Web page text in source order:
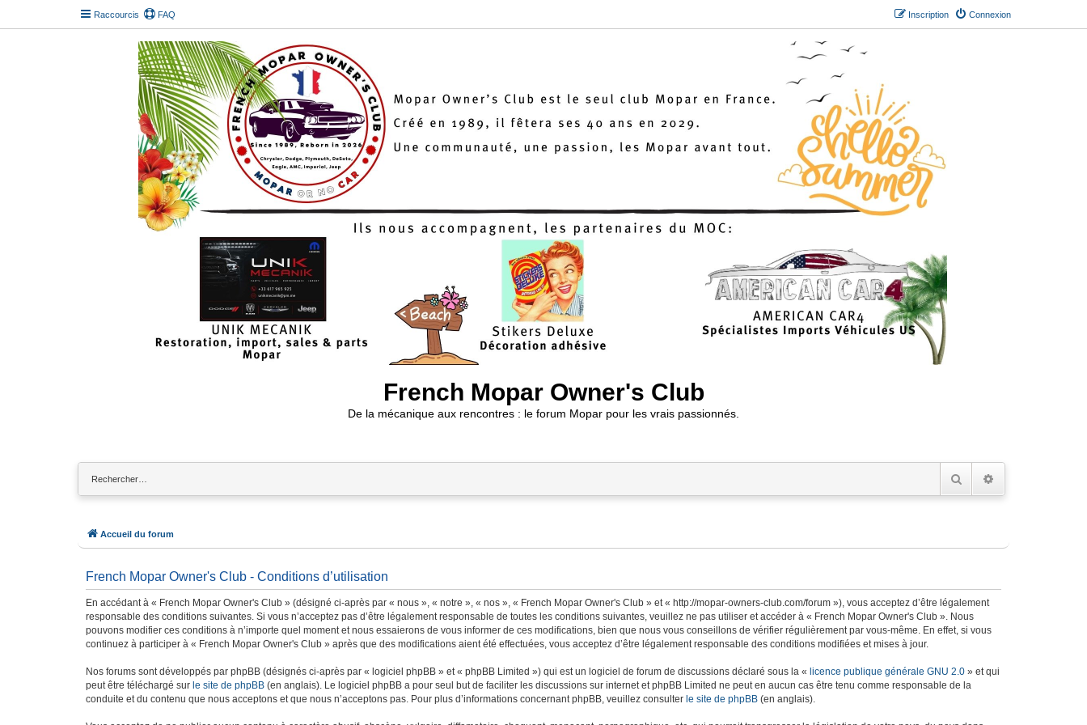
Raccourcis FAQ Connexion
Inscription
French Mopar Owner's Club
De la mécanique aux rencontres : le forum Mopar pour les vrais passionnés.
RechercherRecherche avancée
Accueil du forum
French Mopar Owner's Club - Conditions d’utilisation
En accédant à « French Mopar Owner's Club » (désigné ci-après par « nous », « notre », « nos », « French Mopar Owner's Club » et « http://mopar-owners-club.com/forum »), vous acceptez d’être légalement
responsable des conditions suivantes. Si vous n’acceptez pas d’être légalement responsable de toutes les conditions suivantes, veuillez ne pas utiliser et accéder à « French Mopar Owner's Club ». Nous
pouvons modifier ces conditions à n’importe quel moment et nous essaierons de vous informer de ces modifications, bien que nous vous conseillons de vérifier régulièrement par vous-même. En effet, si vous
continuez à participer à « French Mopar Owner's Club » après que des modifications aient été effectuées, vous acceptez d’être légalement responsable des conditions modifiées et mises à jour.
Nos forums sont développés par phpBB (désignés ci-après par « logiciel phpBB » et « phpBB Limited ») qui est un logiciel de forum de discussions déclaré sous la « licence publique générale GNU 2.0 » et qui
peut être téléchargé sur le site de phpBB (en anglais). Le logiciel phpBB a pour seul but de faciliter les discussions sur internet et phpBB Limited ne peut en aucun cas être tenu comme responsable de la
conduite et du contenu que nous acceptons et que nous n’acceptons pas. Pour plus d’informations concernant phpBB, veuillez consulter le site de phpBB (en anglais).